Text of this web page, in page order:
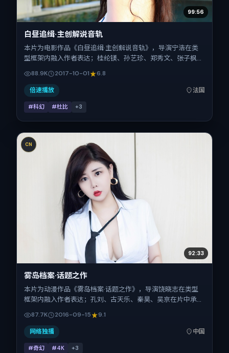
99:56
白昼追缉·主创解说音轨
本片为电影作品《白昼追缉·主创解说音轨》，导演宁浩在类
型框架内融入作者表达；桂纶镁、孙艺珍、郑秀文、张子枫在
为法国。上映时间 2017年10月1日（公映登记日 2017-10-
01），全片114分钟，节奏张弛有度。
88.9K 2017-10-01 6.8
倍速播放 法国
#科幻 #杜比 +3
CN
92:33
雾岛档案·话题之作
本片为动漫作品《雾岛档案·话题之作》，导演饶晓志在类型
框架内融入作者表达；孔刘、古天乐、秦昊、吴京在片中承担
陆。上映时间 2016年9月15日（公映登记日 2016-09-15），
全片92分钟，节奏张弛有度。
87.7K 2016-09-15 9.1
网络独播 中国
#奇幻 #4K +3